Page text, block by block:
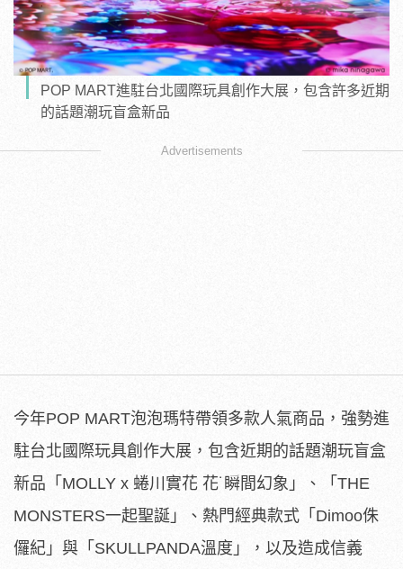
POP MART進駐台北國際玩具創作大展，包含許多近期
的話題潮玩盲盒新品
Advertisements
今年POP MART泡泡瑪特帶領多款人氣商品，強勢進
駐台北國際玩具創作大展，包含近期的話題潮玩盲盒
新品「MOLLY x 蜷川實花 花˙瞬間幻象」、「THE
MONSTERS一起聖誕」、熱門經典款式「Dimoo侏
儸紀」與「SKULLPANDA溫度」，以及造成信義